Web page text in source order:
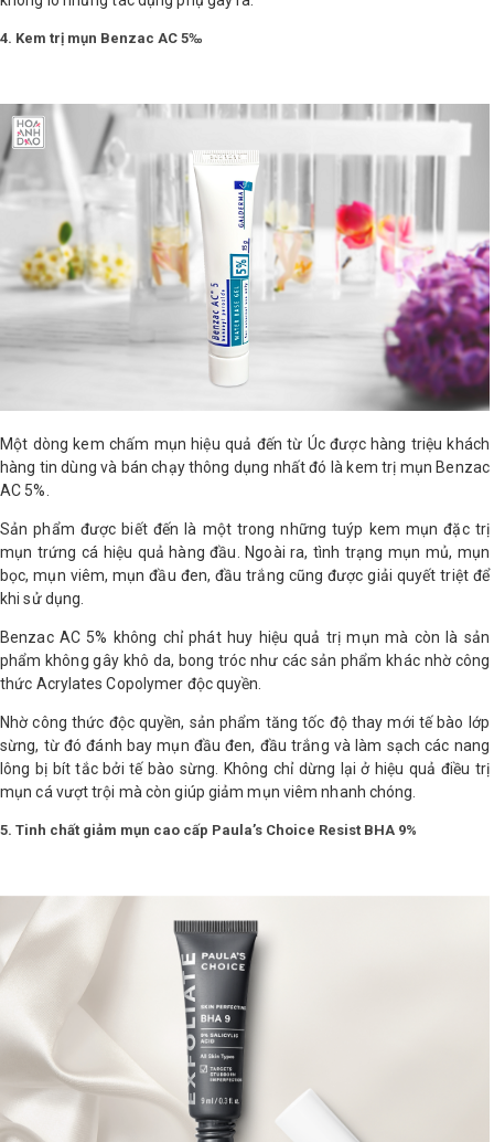
4. Kem trị mụn Benzac AC 5‰
Một dòng kem chấm mụn hiệu quả đến từ Úc được hàng triệu khách
hàng tin dùng và bán chạy thông dụng nhất đó là kem trị mụn Benzac
AC 5%.
Sản phẩm được biết đến là một trong những tuýp kem mụn đặc trị
mụn trứng cá hiệu quả hàng đầu. Ngoài ra, tình trạng mụn mủ, mụn
bọc, mụn viêm, mụn đầu đen, đầu trắng cũng được giải quyết triệt để
khi sử dụng.
Benzac AC 5% không chỉ phát huy hiệu quả trị mụn mà còn là sản
phẩm không gây khô da, bong tróc như các sản phẩm khác nhờ công
thức Acrylates Copolymer độc quyền.
Nhờ công thức độc quyền, sản phẩm tăng tốc độ thay mới tế bào lớp
sừng, từ đó đánh bay mụn đầu đen, đầu trắng và làm sạch các nang
lông bị bít tắc bởi tế bào sừng. Không chỉ dừng lại ở hiệu quả điều trị
mụn cá vượt trội mà còn giúp giảm mụn viêm nhanh chóng.
5. Tinh chất giảm mụn cao cấp Paula’s Choice Resist BHA 9%